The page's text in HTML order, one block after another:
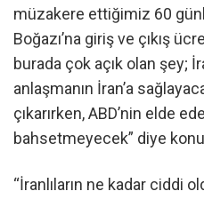
müzakere ettiğimiz 60
Boğazı’na giriş ve çıkış
burada çok açık olan şey;
anlaşmanın İran’a
çıkarırken, ABD’nin elde
bahsetmeyecek” diye
“İranlıların ne kadar ciddi